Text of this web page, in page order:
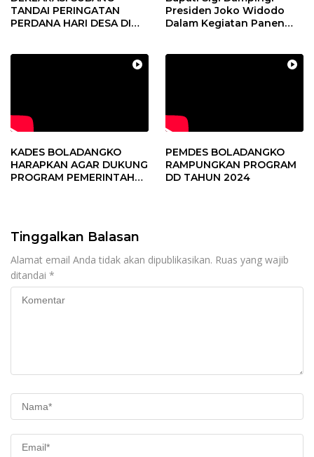
TANDAI PERINGATAN
PERDANA HARI DESA DI
Presiden Joko Widodo
Dalam Kegiatan Panen
KADES BOLADANGKO
HARAPKAN AGAR DUKUNG
PROGRAM PEMERINTAH
PEMDES BOLADANGKO
RAMPUNGKAN PROGRAM
DD TAHUN 2024
Tinggalkan Balasan
Alamat email Anda tidak akan dipublikasikan. Ruas yang wajib
ditandai *